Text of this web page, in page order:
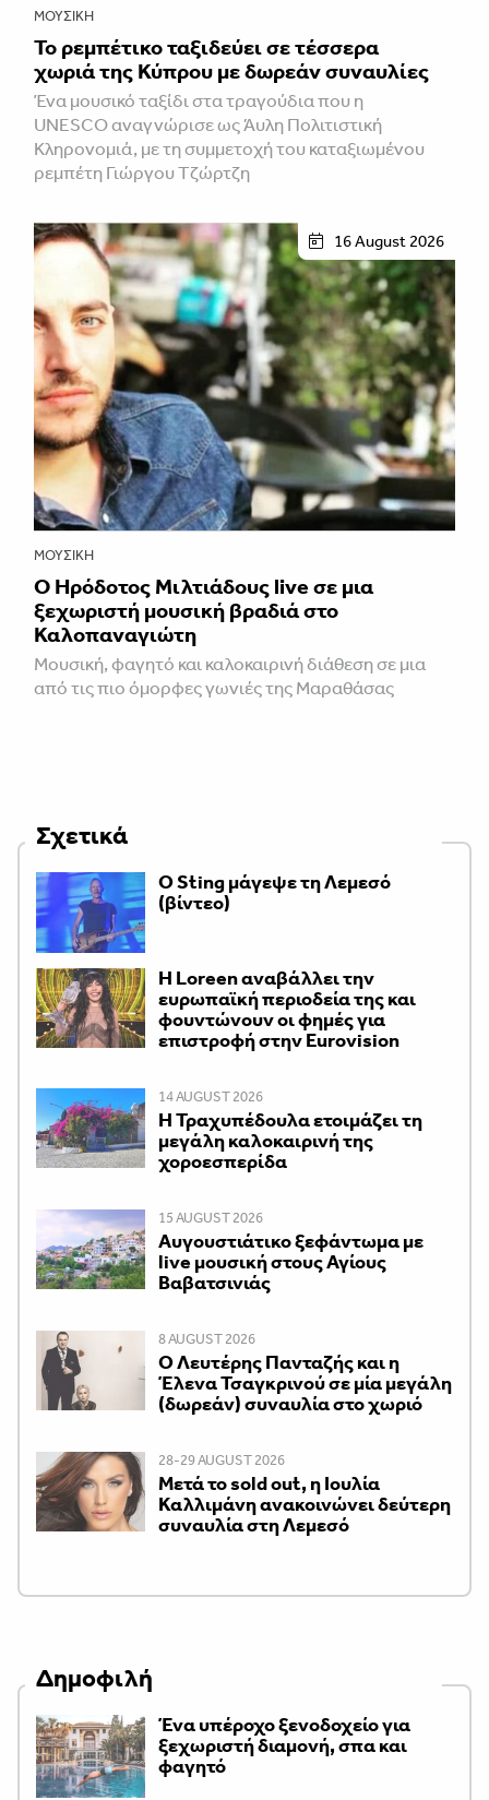
ΜΟΥΣΙΚΉ
Το ρεμπέτικο ταξιδεύει σε τέσσερα
χωριά της Κύπρου με δωρεάν συναυλίες
Ένα μουσικό ταξίδι στα τραγούδια που η
UNESCO αναγνώρισε ως Άυλη Πολιτιστική
Κληρονομιά, με τη συμμετοχή του καταξιωμένου
ρεμπέτη Γιώργου Τζώρτζη
16 August 2026
ΜΟΥΣΙΚΉ
Ο Ηρόδοτος Μιλτιάδους live σε μια
ξεχωριστή μουσική βραδιά στο
Καλοπαναγιώτη
Μουσική, φαγητό και καλοκαιρινή διάθεση σε μια
από τις πιο όμορφες γωνιές της Μαραθάσας
Σχετικά
Ο Sting μάγεψε τη Λεμεσό
(βίντεο)
Η Loreen αναβάλλει την
ευρωπαϊκή περιοδεία της και
φουντώνουν οι φημές για
επιστροφή στην Eurovision
14 AUGUST 2026
Η Τραχυπέδουλα ετοιμάζει τη
μεγάλη καλοκαιρινή της
χοροεσπερίδα
15 AUGUST 2026
Αυγουστιάτικο ξεφάντωμα με
live μουσική στους Αγίους
Βαβατσινιάς
8 AUGUST 2026
Ο Λευτέρης Πανταζής και η
Έλενα Τσαγκρινού σε μία μεγάλη
(δωρεάν) συναυλία στο χωριό
28-29 AUGUST 2026
Μετά το sold out, η Ιουλία
Καλλιμάνη ανακοινώνει δεύτερη
συναυλία στη Λεμεσό
Δημοφιλή
Ένα υπέροχο ξενοδοχείο για
ξεχωριστή διαμονή, σπα και
φαγητό